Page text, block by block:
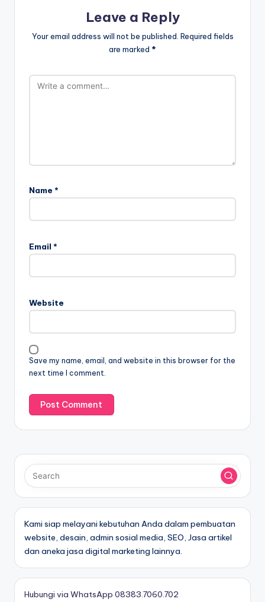
Leave a Reply
Your email address will not be published. Required fields
are marked *
Name *
Email *
Website
Save my name, email, and website in this browser for the
next time I comment.
Kami siap melayani kebutuhan Anda dalam pembuatan
website, desain, admin sosial media, SEO, Jasa artikel
dan aneka jasa digital marketing lainnya.
Hubungi via WhatsApp 08383.7060.702